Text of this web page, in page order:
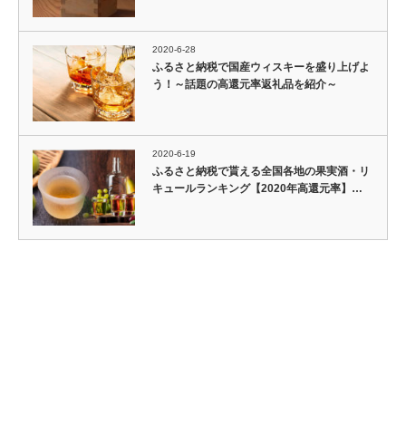
2020-6-28
ふるさと納税で国産ウィスキーを盛り上げよ
う！～話題の高還元率返礼品を紹介～
2020-6-19
ふるさと納税で貰える全国各地の果実酒・リ
キュールランキング【2020年高還元率】…